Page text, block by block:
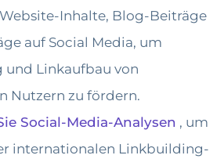
Website-Inhalte, Blog-Beiträge
auf Social Media, um
und Linkaufbau von
Nutzern zu fördern.
Social-Media-Analysen , um
internationalen Linkbuilding-